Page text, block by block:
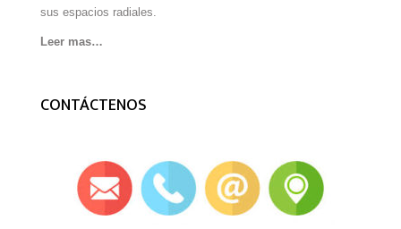
sus espacios radiales.
Leer mas…
CONTÁCTENOS